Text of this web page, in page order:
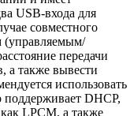
USB-входа для
совместного
(управляемым/
передачи
а также вывести
использовать
поддерживает DHCP,
LPCM, а также